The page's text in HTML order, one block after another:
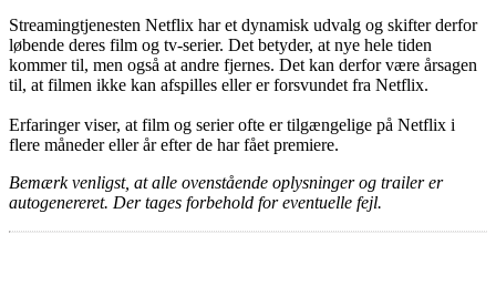
Streamingtjenesten Netflix har et dynamisk udvalg og skifter derfor
løbende deres film og tv-serier. Det betyder, at nye hele tiden
kommer til, men også at andre fjernes. Det kan derfor være årsagen
til, at filmen ikke kan afspilles eller er forsvundet fra Netflix.
Erfaringer viser, at film og serier ofte er tilgængelige på Netflix i
flere måneder eller år efter de har fået premiere.
Bemærk venligst, at alle ovenstående oplysninger og trailer er
autogenereret. Der tages forbehold for eventuelle fejl.